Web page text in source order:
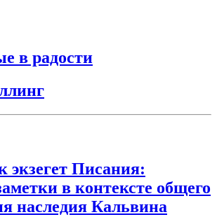
в радости
экзегет Писания:
в контексте общего
наследия Кальвина